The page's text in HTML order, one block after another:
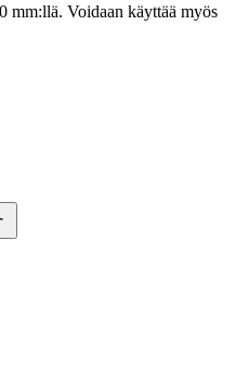
mm:llä. Voidaan käyttää myös